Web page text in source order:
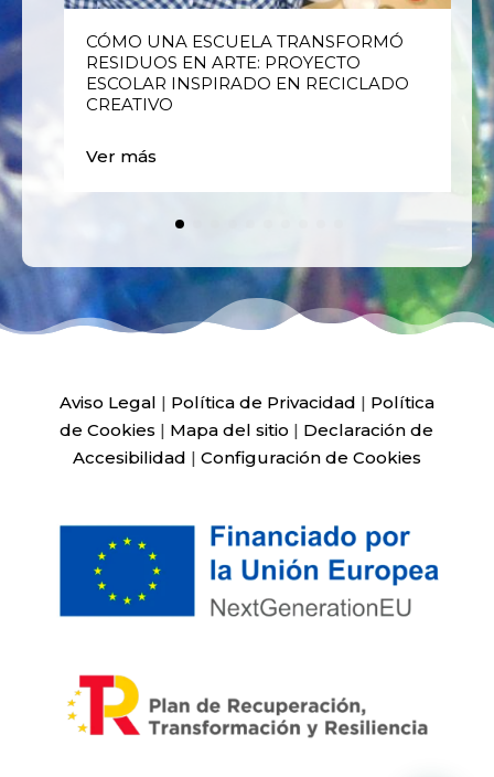
CÓMO UNA ESCUELA TRANSFORMÓ
RESIDUOS EN ARTE: PROYECTO
ESCOLAR INSPIRADO EN RECICLADO
CREATIVO
Ver más
Aviso Legal | Política de Privacidad | Política
de Cookies | Mapa del sitio | Declaración de
Accesibilidad | Configuración de Cookies